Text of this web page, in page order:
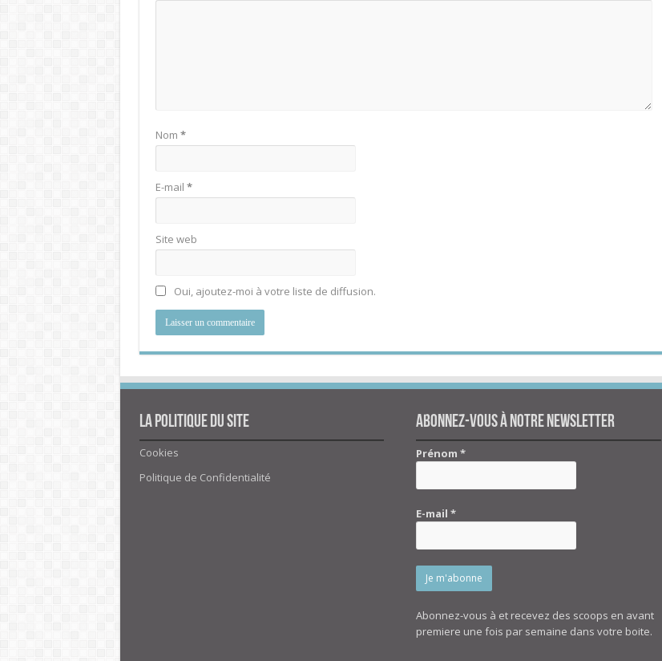
Nom *
E-mail *
Site web
Oui, ajoutez-moi à votre liste de diffusion.
La politique du site
Cookies
Politique de Confidentialité
Abonnez-vous à notre newsletter
Prénom*
E-mail*
Abonnez-vous à et recevez des scoops en avant
premiere une fois par semaine dans votre boite.